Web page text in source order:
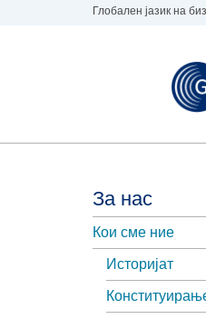
Глобален јазик на
За нас
Кои сме ние
Историјат